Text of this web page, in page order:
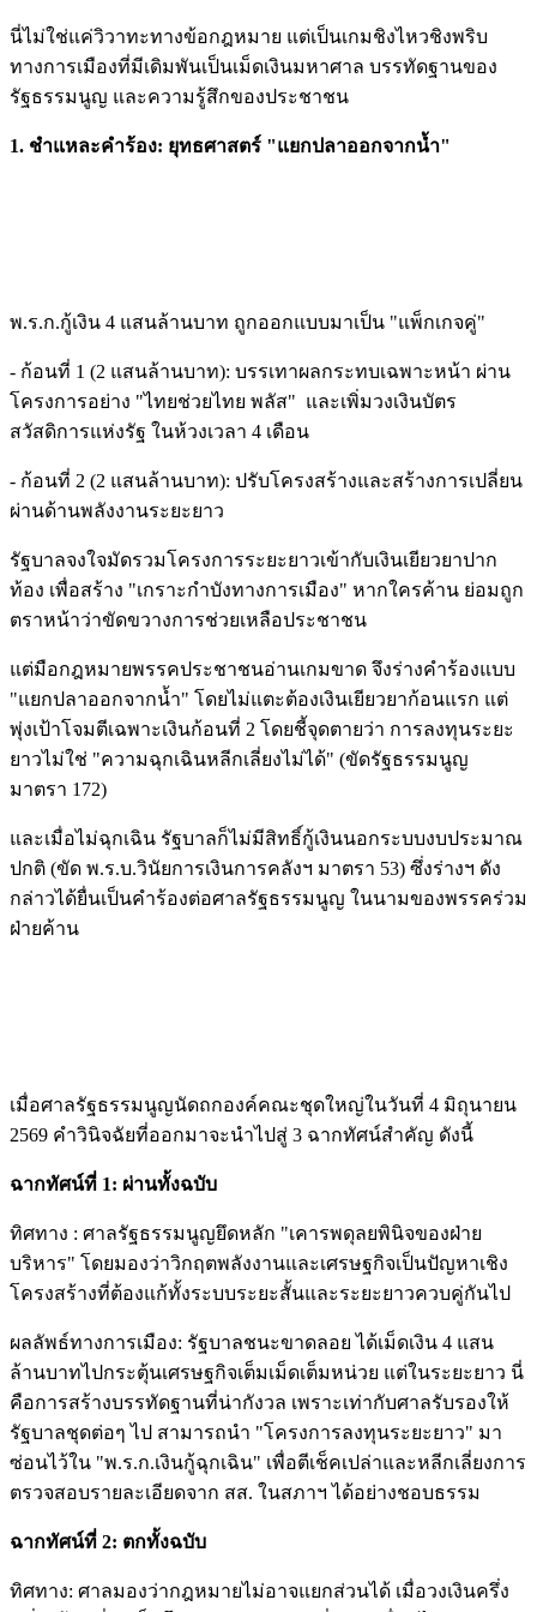
นี่ไม่ใช่แค่วิวาทะทางข้อกฎหมาย แต่เป็นเกมชิงไหวชิงพริบ
ทางการเมืองที่มีเดิมพันเป็นเม็ดเงินมหาศาล บรรทัดฐานของ
รัฐธรรมนูญ และความรู้สึกของประชาชน
1. ชำแหละคำร้อง: ยุทธศาสตร์ "แยกปลาออกจากน้ำ"
พ.ร.ก.กู้เงิน 4 แสนล้านบาท ถูกออกแบบมาเป็น "แพ็กเกจคู่"
- ก้อนที่ 1 (2 แสนล้านบาท): บรรเทาผลกระทบเฉพาะหน้า ผ่าน
โครงการอย่าง "ไทยช่วยไทย พลัส" และเพิ่มวงเงินบัตร
สวัสดิการแห่งรัฐ ในห้วงเวลา 4 เดือน
- ก้อนที่ 2 (2 แสนล้านบาท): ปรับโครงสร้างและสร้างการเปลี่ยน
ผ่านด้านพลังงานระยะยาว
รัฐบาลจงใจมัดรวมโครงการระยะยาวเข้ากับเงินเยียวยาปาก
ท้อง เพื่อสร้าง "เกราะกำบังทางการเมือง" หากใครค้าน ย่อมถูก
ตราหน้าว่าขัดขวางการช่วยเหลือประชาชน
แต่มือกฎหมายพรรคประชาชนอ่านเกมขาด จึงร่างคำร้องแบบ
"แยกปลาออกจากน้ำ" โดยไม่แตะต้องเงินเยียวยาก้อนแรก แต่
พุ่งเป้าโจมตีเฉพาะเงินก้อนที่ 2 โดยชี้จุดตายว่า การลงทุนระยะ
ยาวไม่ใช่ "ความฉุกเฉินหลีกเลี่ยงไม่ได้" (ขัดรัฐธรรมนูญ
มาตรา 172)
และเมื่อไม่ฉุกเฉิน รัฐบาลก็ไม่มีสิทธิ์กู้เงินนอกระบบงบประมาณ
ปกติ (ขัด พ.ร.บ.วินัยการเงินการคลังฯ มาตรา 53) ซึ่งร่างฯ ดัง
กล่าวได้ยื่นเป็นคำร้องต่อศาลรัฐธรรมนูญ ในนามของพรรคร่วม
ฝ่ายค้าน
เมื่อศาลรัฐธรรมนูญนัดถกองค์คณะชุดใหญ่ในวันที่ 4 มิถุนายน
2569 คำวินิจฉัยที่ออกมาจะนำไปสู่ 3 ฉากทัศน์สำคัญ ดังนี้
ฉากทัศน์ที่ 1: ผ่านทั้งฉบับ
ทิศทาง : ศาลรัฐธรรมนูญยึดหลัก "เคารพดุลยพินิจของฝ่าย
บริหาร" โดยมองว่าวิกฤตพลังงานและเศรษฐกิจเป็นปัญหาเชิง
โครงสร้างที่ต้องแก้ทั้งระบบระยะสั้นและระยะยาวควบคู่กันไป
ผลลัพธ์ทางการเมือง: รัฐบาลชนะขาดลอย ได้เม็ดเงิน 4 แสน
ล้านบาทไปกระตุ้นเศรษฐกิจเต็มเม็ดเต็มหน่วย แต่ในระยะยาว นี่
คือการสร้างบรรทัดฐานที่น่ากังวล เพราะเท่ากับศาลรับรองให้
รัฐบาลชุดต่อๆ ไป สามารถนำ "โครงการลงทุนระยะยาว" มา
ซ่อนไว้ใน "พ.ร.ก.เงินกู้ฉุกเฉิน" เพื่อตีเช็คเปล่าและหลีกเลี่ยงการ
ตรวจสอบรายละเอียดจาก สส. ในสภาฯ ได้อย่างชอบธรรม
ฉากทัศน์ที่ 2: ตกทั้งฉบับ
ทิศทาง: ศาลมองว่ากฎหมายไม่อาจแยกส่วนได้ เมื่อวงเงินครึ่ง